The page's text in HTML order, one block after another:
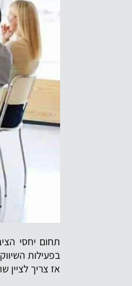
תחום יחסי
בפעילות
אז צריך